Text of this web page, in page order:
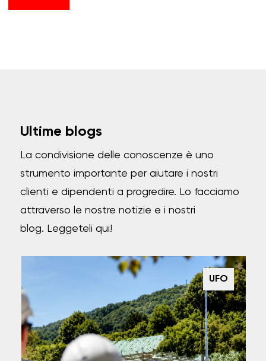
Ultime blogs
La condivisione delle conoscenze è uno
strumento importante per aiutare i nostri
clienti e dipendenti a progredire. Lo facciamo
attraverso le nostre notizie e i nostri
blog. Leggeteli qui!
UFO